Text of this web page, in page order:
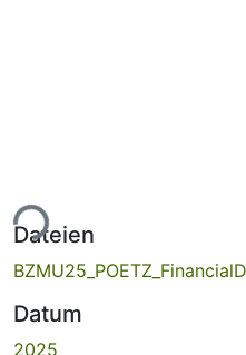
Dateien
Datum
2025